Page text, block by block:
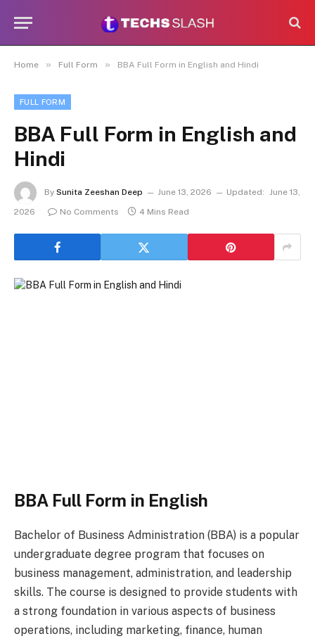
Home » Full Form » BBA Full Form in English and Hindi
FULL FORM
BBA Full Form in English and
Hindi
By Sunita Zeeshan Deep June 13, 2026 Updated: June 13,
2026
No Comments 4 Mins Read
BBA Full Form in English
Bachelor of Business Administration (BBA) is a popular
undergraduate degree program that focuses on
business management, administration, and leadership
skills. The course is designed to provide students with
a strong foundation in various aspects of business
operations, including marketing, finance, human